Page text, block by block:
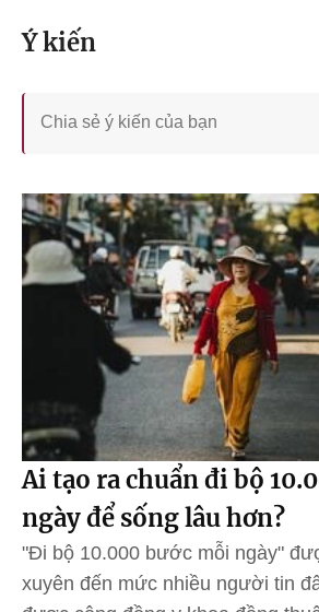
Ý kiến
Ai tạo ra chuẩn đi bộ
ngày để sống lâu hơn?
"Đi bộ 10.000 bước mỗi ngày"
xuyên đến mức nhiều người tin